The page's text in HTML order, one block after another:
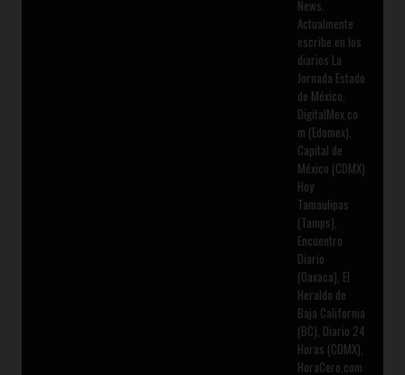
News.
Actualmente
escribe en los
diarios La
Jornada Estado
de México,
DigitalMex.co
m (Edomex),
Capital de
México (CDMX)
Hoy
Tamaulipas
(Tamps),
Encuentro
Diario
(Oaxaca), El
Heraldo de
Baja California
(BC), Diario 24
Horas (CDMX),
HoraCero.com